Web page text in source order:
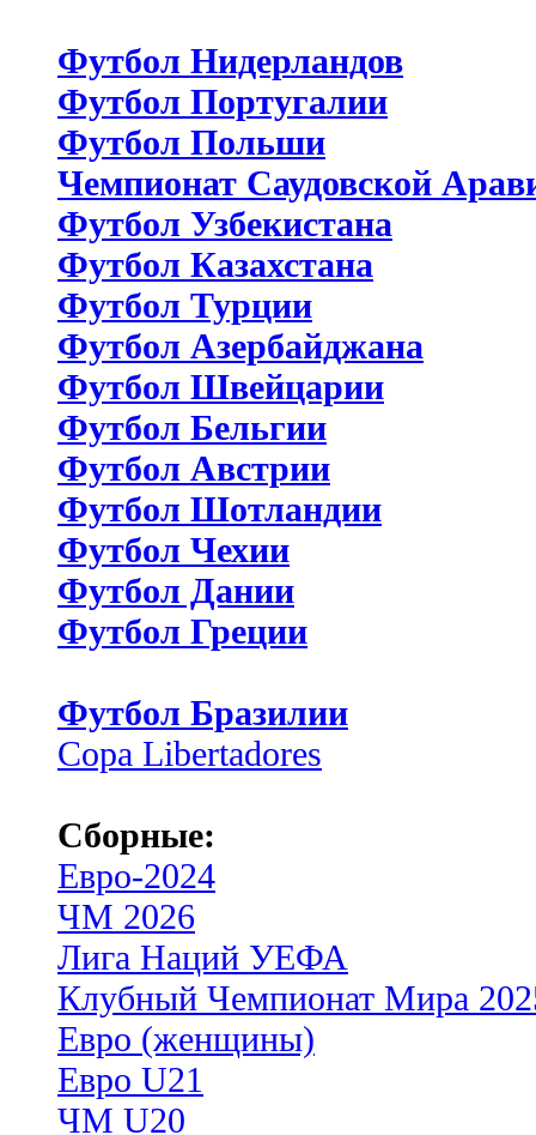
Футбол Нидерландов
Футбол Португалии
Футбол Польши
Чемпионат Саудовской
Футбол Узбекистана
Футбол Казахстана
Футбол Турции
Футбол Азербайджана
Футбол Швейцарии
Футбол Бельгии
Футбол Австрии
Футбол Шотландии
Футбол Чехии
Футбол Дании
Футбол Греции
Футбол Бразилии
Copa Libertadores
Сборные:
Евро-2024
ЧМ 2026
Лига Наций УЕФА
Клубный Чемпионат Мира
Евро (женщины)
Евро U21
ЧМ U20